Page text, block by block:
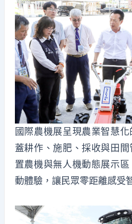
國際農機展呈現農業智慧
蓋耕作、施肥、採收與田
置農機與無人機動態展示
動體驗，讓民眾零距離感受